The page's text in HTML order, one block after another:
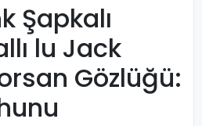
Şapkalı
lu Jack
Gözlüğü: